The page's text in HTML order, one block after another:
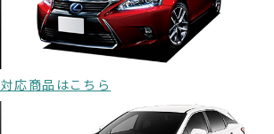
対応商品はこちら